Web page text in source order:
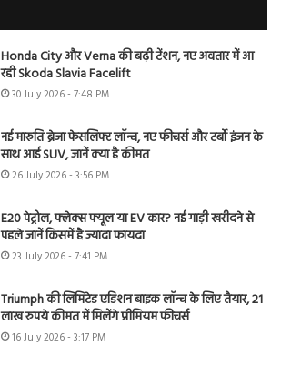
Honda City और Verna की बढ़ी टेंशन, नए अवतार में आ
रही Skoda Slavia Facelift
30 July 2026 - 7:48 PM
नई मारुति ब्रेजा फेसलिफ्ट लॉन्च, नए फीचर्स और टर्बो इंजन के
साथ आई SUV, जानें क्या है कीमत
26 July 2026 - 3:56 PM
E20 पेट्रोल, फ्लेक्स फ्यूल या EV कार? नई गाड़ी खरीदने से
पहले जानें किसमें है ज्यादा फायदा
23 July 2026 - 7:41 PM
Triumph की लिमिटेड एडिशन बाइक लॉन्च के लिए तैयार, 21
लाख रुपये कीमत में मिलेंगे प्रीमियम फीचर्स
16 July 2026 - 3:17 PM